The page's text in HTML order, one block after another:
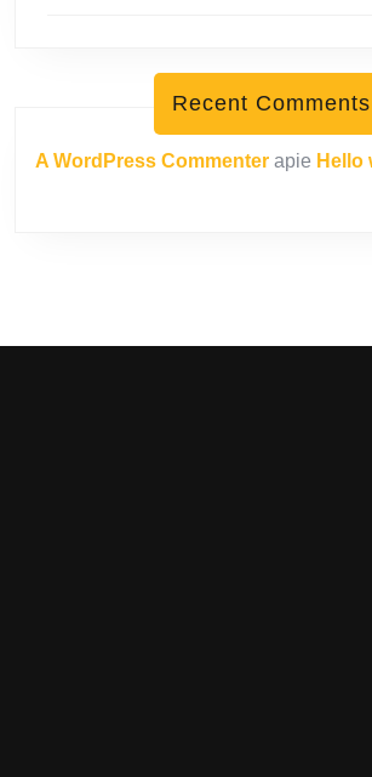
Recent Comments
A WordPress Commenter apie Hello